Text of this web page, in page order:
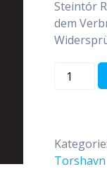
Steintór
dem
Steintór
seine
Zeit
Kategorie:
Torshavn